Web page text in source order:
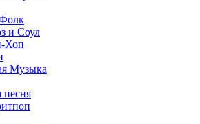
и Соул
Хоп
Музыка
песня